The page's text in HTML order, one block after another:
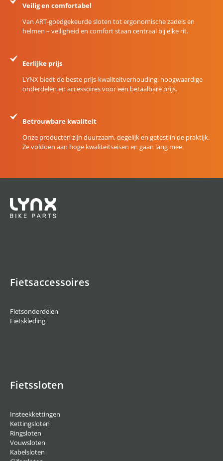
Veilig en comfortabel
Van ART-goedgekeurde sloten tot ergonomische zadels en
helmen – veiligheid en comfort staan centraal bij elke rit.
Eerlijke prijs
LYNX biedt de beste prijs-kwaliteitverhouding: hoogwaardige
onderdelen en accessoires voor een betaalbare prijs.
Betrouwbare kwaliteit
Onze producten zijn duurzaam, degelijk en getest in de praktijk.
Ze voldoen aan hoge kwaliteitseisen en gaan lang mee.
Fietsaccessoires
Fietsonderdelen
Fietskleding
Fietssloten
Insteekkettingen
Kettingsloten
Ringsloten
Vouwsloten
Kabelsloten